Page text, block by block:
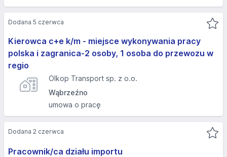
Kierowca c+e k/m - miejsce wykonywania pracy
polska i zagranica-2 osoby, 1 osoba do przewozu w
regio
Olkop Transport sp. z o.o.
Wąbrzeźno
umowa o pracę
Dodana 5 czerwca
Pracownik/ca działu importu
Dodana 2 czerwca